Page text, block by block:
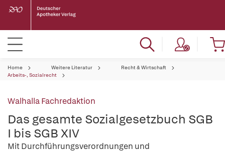
Home Weitere Literatur
Recht & Wirtschaft
Arbeits-, Sozialrecht
Walhalla Fachredaktion
Das gesamte Sozialgesetzbuch SGB
I bis SGB XIV
Mit Durchführungsverordnungen und